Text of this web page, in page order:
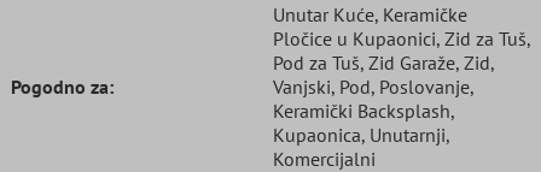
Pogodno za:
Unutar Kuće, Keramičke
Pločice u Kupaonici, Zid za Tuš,
Pod za Tuš, Zid Garaže, Zid,
Vanjski, Pod, Poslovanje,
Keramički Backsplash,
Kupaonica, Unutarnji,
Komercijalni